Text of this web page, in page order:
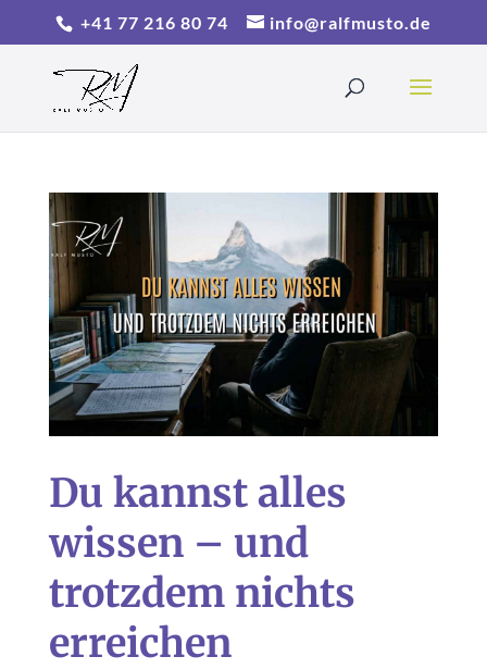
+41 77 216 80 74 info@ralfmusto.de
Du kannst alles
wissen – und
trotzdem nichts
erreichen